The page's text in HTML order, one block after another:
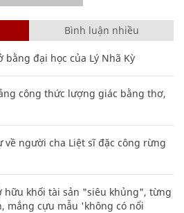
Bình luận nhiều
đại học của Lý Nhã Kỳ
công thức lượng giác bằng thơ,
về người cha Liệt sĩ đặc công rừng
hữu khối tài sản "siêu khủng", từng
mắng cựu mẫu 'không có nổi